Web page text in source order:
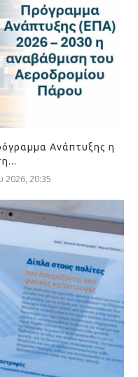
Ανάπτυξης η
20:35